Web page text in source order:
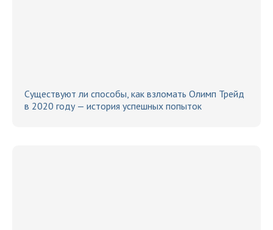
Существуют ли способы, как взломать Олимп Трейд
в 2020 году — история успешных попыток